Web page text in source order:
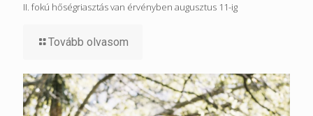
II. fokú hőségriasztás van érvényben augusztus 11-ig
Tovább olvasom